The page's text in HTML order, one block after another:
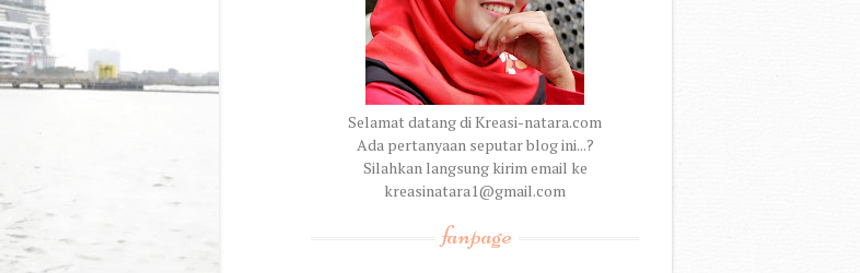
Selamat datang di Kreasi-natara.com
Ada pertanyaan seputar blog ini...?
Silahkan langsung kirim email ke
kreasinatara1@gmail.com
fanpage